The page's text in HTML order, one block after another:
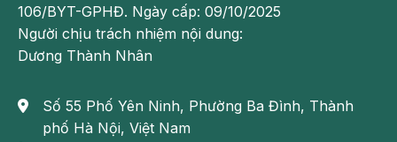
Về chuyên môn:
Khoa quy tụ đội ngũ bác sĩ có kinh nghiệm, trình
TS.BS Nguyễn Thị Thu Hải – 30 năm kinh nghiệm
tại Trung tâm Thận tiết niệu và lọc máu BV Bạch
106/BYT-GPHĐ. Ngày cấp: 09/10/2025
Người chịu trách nhiệm nội dung:
Dương Thành Nhân
Số 55 Phố Yên Ninh, Phường Ba Đình, Thành
phố Hà Nội, Việt Nam